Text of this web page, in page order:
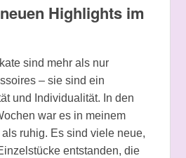
Highlights im
sind mehr als nur
– sie sind ein
und Individualität. In den
war es in meinem
ruhig. Es sind viele neue,
entstanden, die